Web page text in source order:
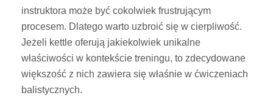
instruktora może być cokolwiek frustrującym
procesem. Dlatego warto uzbroić się w cierpliwość.
Jeżeli kettle oferują jakiekolwiek unikalne
właściwości w kontekście treningu, to zdecydowane
większość z nich zawiera się właśnie w ćwiczeniach
balistycznych.